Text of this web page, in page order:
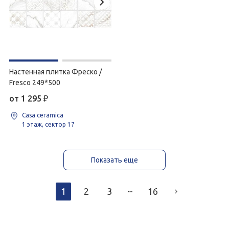
Настенная плитка Фреско /
Fresco 249*500
от 1 295 ₽
Casa ceramica
1 этаж, сектор 17
Показать еще
1 2 3 16